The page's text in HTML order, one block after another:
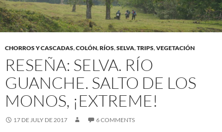
CHORROS Y CASCADAS,COLÓN,RÍOS,SELVA,TRIPS,VEGETACIÓN
RESEÑA: SELVA. RÍO
GUANCHE. SALTO DE LOS
MONOS, ¡EXTREME!
17 DE JULY DE 2017 6 COMMENTS